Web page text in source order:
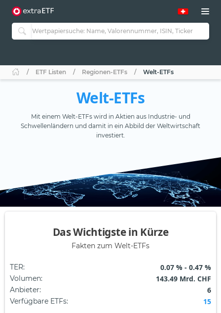
ETF Listen Regionen-ETFs Welt-ETFs
Welt-ETFs
Mit einem Welt-ETFs wird in Aktien aus Industrie- und
Schwellenländern und damit in ein Abbild der Weltwirtschaft
investiert.
Das Wichtigste in Kürze
Fakten zum Welt-ETFs
TER: 0.07 % - 0.47 %
Volumen: 143.49 Mrd. CHF
Anbieter: 6
Verfügbare ETFs: 15